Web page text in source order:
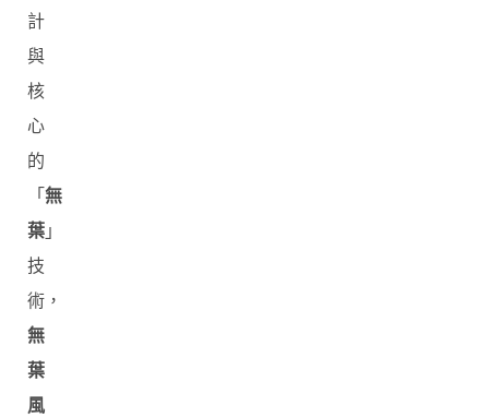
計
與
核
心
的
「 無
葉 」
技
術，
無
葉
風